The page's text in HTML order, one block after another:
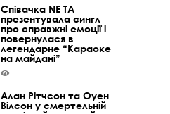
Співачка NE TA
презентувала сингл
про справжні емоції і
повернулася в
легендарне “Караоке
на майдані”
Алан Рітчсон та Оуен
Вілсон у смертельній